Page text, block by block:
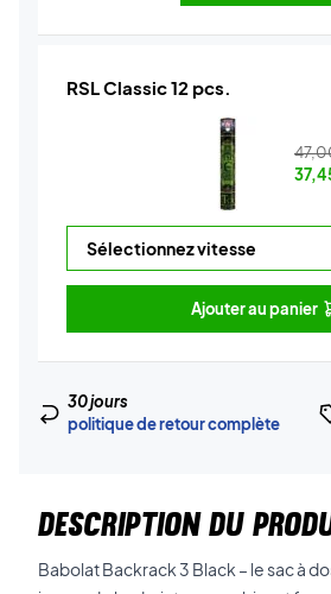
RSL Classic 12 pcs.
Ajouter au panier
30 jours
politique de retour complète
DESCRIPTION DU
Babolat Backrack 3 Black – le sac à